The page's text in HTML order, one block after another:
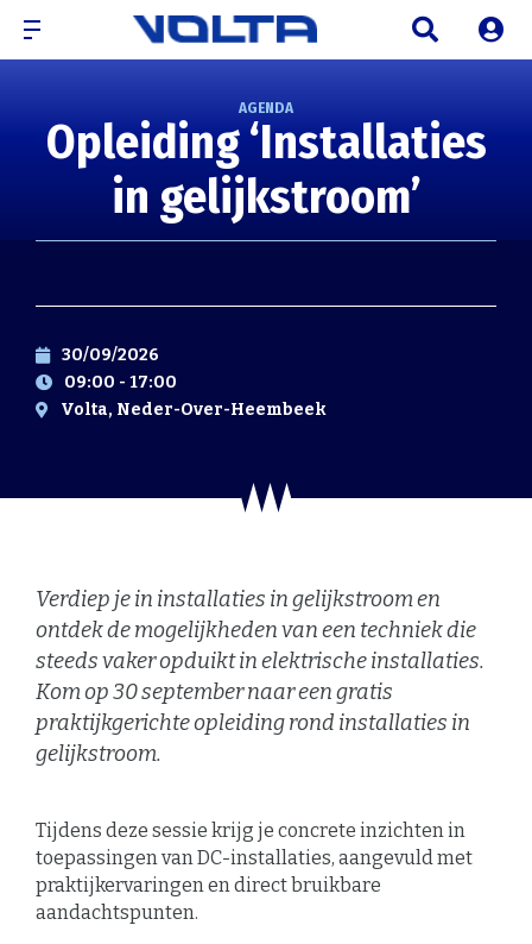
AGENDA
Opleiding ‘Installaties
in gelijkstroom’
30/09/2026
09:00 - 17:00
Volta, Neder-Over-Heembeek
Verdiep je in installaties in gelijkstroom en
ontdek de mogelijkheden van een techniek die
steeds vaker opduikt in elektrische installaties.
Kom op 30 september naar een gratis
praktijkgerichte opleiding rond installaties in
gelijkstroom.
Tijdens deze sessie krijg je concrete inzichten in
toepassingen van DC-installaties, aangevuld met
praktijkervaringen en direct bruikbare
aandachtspunten.